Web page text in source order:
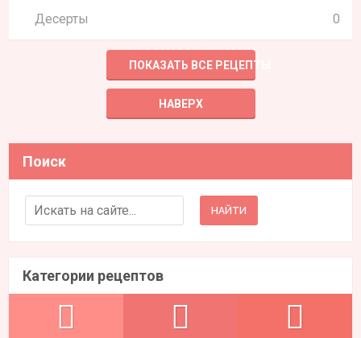
Десерты 0
ПОКАЗАТЬ ВСЕ РЕЦЕПТЫ
НАВЕРХ
Поиск
Search for:
Категории рецептов